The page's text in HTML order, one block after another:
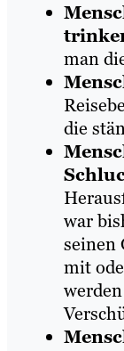
man
die
war
seinen
mit